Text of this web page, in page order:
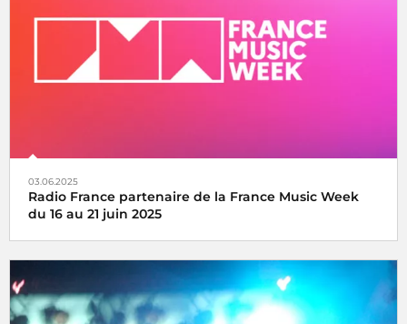
03.06.2025
Radio France partenaire de la France Music Week
du 16 au 21 juin 2025
Une semaine internationale dédiée à la musique du 16 au
21 juin 2025